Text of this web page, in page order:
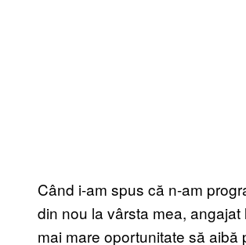
Când i-am spus că n-am
din nou la vârsta mea,
mai mare oportunitate să